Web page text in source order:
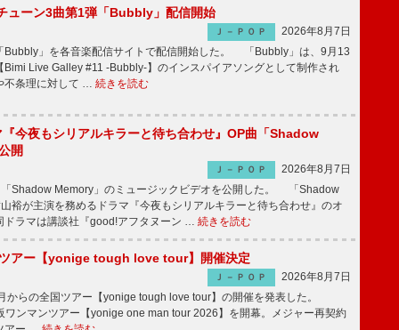
ューン3曲第1弾「Bubbly」配信開始
Ｊ－ＰＯＰ
2026年8月7日
」を各音楽配信サイトで配信開始した。 「Bubbly」は、9月13
Bimi Live Galley #11 -Bubbly-】のインスパイアソングとして制作され
不条理に対して … 続きを読む
今夜もシリアルキラーと待ち合わせ』OP曲「Shadow
開
Ｊ－ＰＯＰ
2026年8月7日
Shadow Memory」のミュージックビデオを公開した。 「Shadow
裕が主演を務めるドラマ『今夜もシリアルキラーと待ち合わせ』のオ
ドラマは講談社『good!アフタヌーン … 続きを読む
アー【yonige tough love tour】開催決定
Ｊ－ＰＯＰ
2026年8月7日
らの全国ツアー【yonige tough love tour】の開催を発表した。
ワンマンツアー【yonige one man tour 2026】を開幕。メジャー再契約